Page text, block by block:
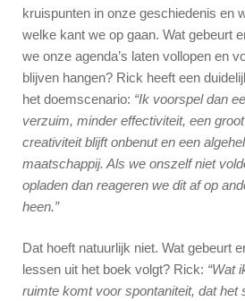
kruispunten in onze geschiedenis en
welke kant we op gaan. Wat gebeurt
we onze agenda’s laten vollopen en
blijven hangen? Rick heeft een
het doemscenario: “Ik voorspel dan
verzuim, minder effectiviteit, een
creativiteit blijft onbenut en een
maatschappij. Als we onszelf niet
opladen dan reageren we dit af op
heen.”
Dat hoeft natuurlijk niet. Wat gebeurt
lessen uit het boek volgt? Rick: “Wat
ruimte komt voor spontaniteit, dat het